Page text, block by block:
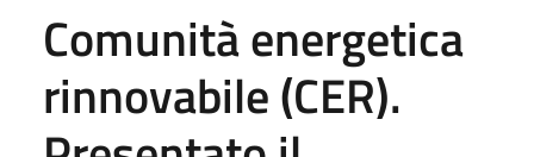
Comunità energetica
rinnovabile (CER).